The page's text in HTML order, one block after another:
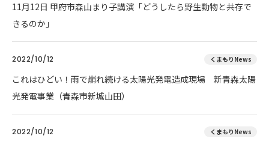
11月12日 甲府市森山まり子講演「どうしたら野生動物と共存で
きるのか」
2022/10/12 くまもりNews
これはひどい！雨で崩れ続ける太陽光発電造成現場 新青森太陽
光発電事業（青森市新城山田）
2022/10/12 くまもりNews